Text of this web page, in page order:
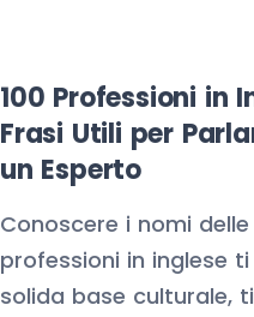
100 Professioni in
Frasi Utili per
un Esperto
Conoscere i nomi delle
professioni in inglese
solida base culturale,